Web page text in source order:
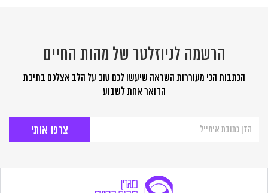
הרשמה לניוזלטר של מהות החיים
הכתבות הכי מעוררות השראה שיעשו לכם טוב על הלב אצלכם בתיבת
הדואר אחת לשבוע
לניוזלטר
החיים